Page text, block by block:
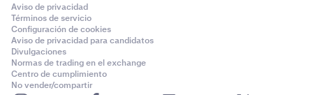
Aviso de privacidad
Términos de servicio
Configuración de cookies
Aviso de privacidad para candidatos
Divulgaciones
Normas de trading en el exchange
Centro de cumplimiento
No vender/compartir